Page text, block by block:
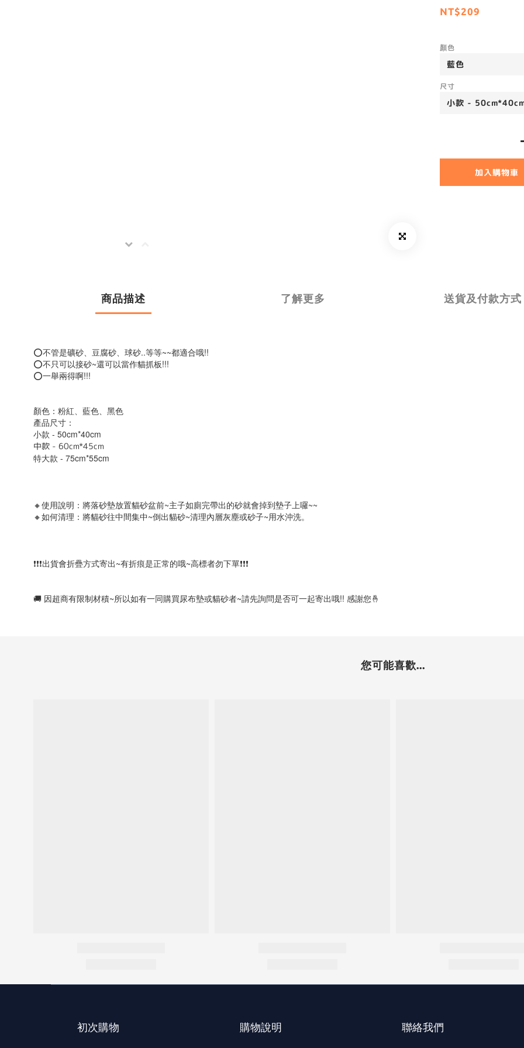
NT$209
顏色
尺寸
加入購物車
商品描述 了解更多 送貨及付款方式
⭕不管是礦砂、豆腐砂、球砂..等等~~都適合哦!!
⭕不只可以接砂~還可以當作貓抓板!!!
⭕一舉兩得啊!!!
顏色：粉紅、藍色、黑色
產品尺寸：
小款 - 50cm*40cm
中款 - 60cm*45cm
特大款 - 75cm*55cm
🔸使用說明：將落砂墊放置貓砂盆前~主子如廁完帶出的砂就會掉到墊子上囉~~
🔸如何清理：將貓砂往中間集中~倒出貓砂~清理內層灰塵或砂子~用水沖洗。
❗❗❗出貨會折疊方式寄出~有折痕是正常的哦~高標者勿下單❗❗❗
🚚 因超商有限制材積~所以如有一同購買尿布墊或貓砂者~請先詢問是否可一起寄出哦!! 感謝您🤞
您可能喜歡...
初次購物 購物說明 聯絡我們